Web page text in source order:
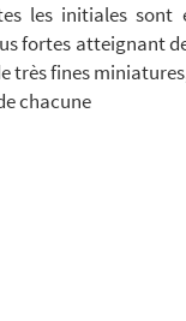
les initiales
fortes atteignant
très fines
chacune